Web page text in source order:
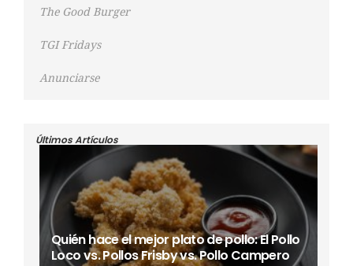
The Good Burger
TGI Fridays
Anunciarse
Últimos Artículos
Quién hace el mejor plato de pollo: El Pollo
Loco vs. Pollos Frisby vs. Pollo Campero